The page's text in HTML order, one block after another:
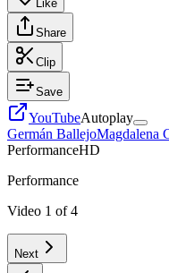
Like
Share
Clip
Save
YouTubeAutoplay
Germán BallejoMagdalena
PerformanceHD
Performance
Video 1 of 4
Next